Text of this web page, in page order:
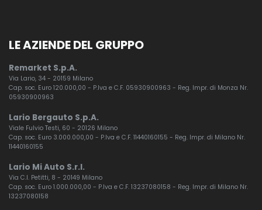
LE AZIENDE DEL GRUPPO
Remarket S.p.A.
Via Lario, 34 - 20159 Milano
Cap. soc. Euro 120.000,00 - P.Iva e C.F. 05930900963 - Reg. Impr. di Monza Nr.
05930900963
Lario Bergauto S.p.A.
Viale Fulvio Testi, 60 - 20126 Milano
Cap. soc. Euro 3.000.000,00 - P.Iva e C.F. 11440160155 - Reg. Impr. di Milano Nr.
11440160155
Lario Mi Auto S.r.l.
Via C.I. Petitti, 8 - 20149 Milano
Cap. soc. Euro 1.000.000,00 - P.Iva e C.F. 13237080158 - Reg. Impr. di Milano Nr.
13237080158